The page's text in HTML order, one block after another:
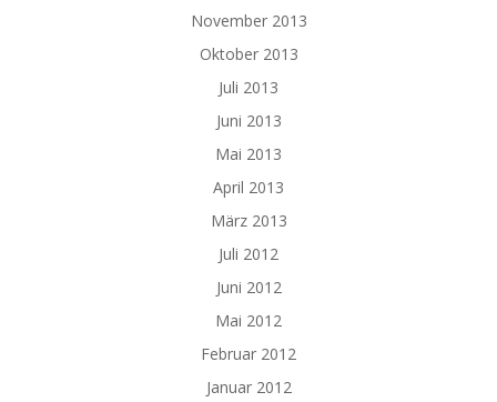
November 2013
Oktober 2013
Juli 2013
Juni 2013
Mai 2013
April 2013
März 2013
Juli 2012
Juni 2012
Mai 2012
Februar 2012
Januar 2012